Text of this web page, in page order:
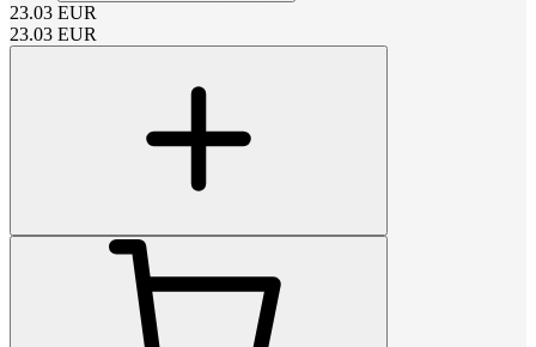
23.03 EUR
23.03 EUR